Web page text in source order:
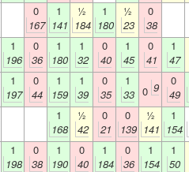
0
167
1
141
½
184
1
180
½
23
0
38
1
196
0
36
1
180
1
32
0
40
1
45
0
41
1
47
1
197
0
44
1
159
1
39
0
35
1
33 0 9
0
49
1
168
½
42
0
21
0
139
½
141
1
154
1
198
0
38
1
190
0
40
1
184
0
36
1
154
1
50